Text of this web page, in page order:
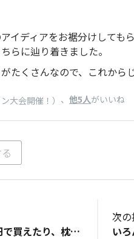
イディアをお裾分けしても
らに辿り着きました。
たくさんなので、これから
大会開催！） 、 他5人がいいね
ジェットストリームが100円で買えたり、枕カバーが100円で買えたり、夏は大きい保冷剤が100円で買えて凄く助かります 日々新発売される物を探すのも楽しみだし 週１でＤＡＩＳＯに探険にお邪魔してます
次
い